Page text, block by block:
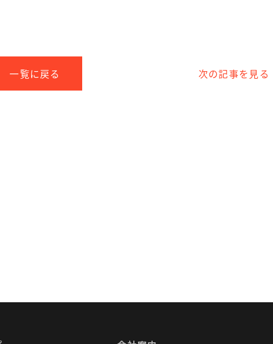
一覧に戻る 次の記事を見る